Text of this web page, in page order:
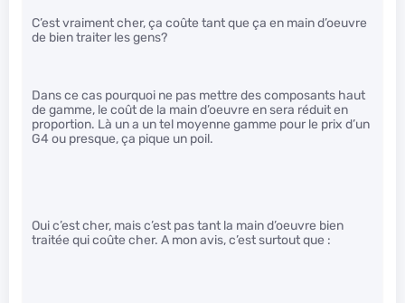
C’est vraiment cher, ça coûte tant que ça en main d’oeuvre
de bien traiter les gens?
Dans ce cas pourquoi ne pas mettre des composants haut
de gamme, le coût de la main d’oeuvre en sera réduit en
proportion. Là un a un tel moyenne gamme pour le prix d’un
G4 ou presque, ça pique un poil.
Oui c’est cher, mais c’est pas tant la main d’oeuvre bien
traitée qui coûte cher. A mon avis, c’est surtout que :